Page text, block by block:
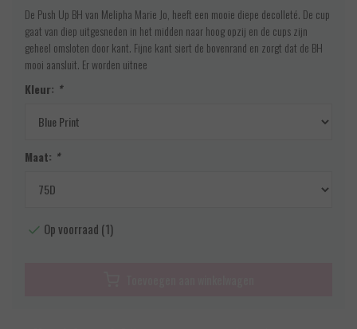
De Push Up BH van Melipha Marie Jo, heeft een mooie diepe decolleté. De cup
gaat van diep uitgesneden in het midden naar hoog opzij en de cups zijn
geheel omsloten door kant. Fijne kant siert de bovenrand en zorgt dat de BH
mooi aansluit. Er worden uitnee
Kleur: *
Maat: *
Op voorraad (1)